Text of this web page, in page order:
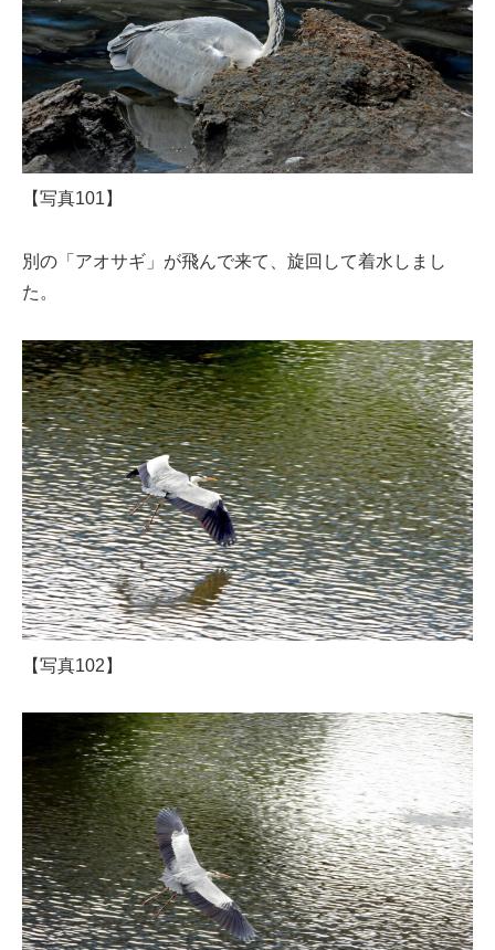
【写真101】
別の「アオサギ」が飛んで来て、旋回して着水しまし
た。
【写真102】